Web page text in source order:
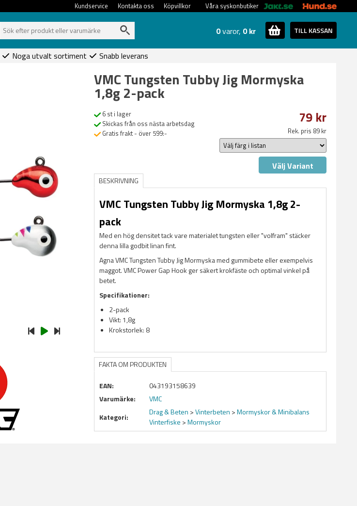
Våra syskonbutiker
Köpvillkor
Kontakta oss
Kundservice
0varor, 0 kr TILL KASSAN
Noga utvalt sortiment Snabb leverans
VMC Tungsten Tubby Jig Mormyska
1,8g 2-pack
6 st i lager
Skickas från oss nästa arbetsdag
Gratis frakt - över 599:-
79 kr
Rek. pris 89 kr
Välj Variant
BESKRIVNING
VMC Tungsten Tubby Jig Mormyska 1,8g 2-
pack
Med en hög densitet tack vare materialet tungsten eller "volfram" stäcker
denna lilla godbit linan fint.
Agna VMC Tungsten Tubby Jig Mormyska med gummibete eller exempelvis
maggot. VMC Power Gap Hook ger säkert krokfäste och optimal vinkel på
betet.
Specifikationer:
2-pack
Vikt: 1,8g
Krokstorlek: 8
FAKTA OM PRODUKTEN
EAN:
043193158639
Varumärke:
VMC
Kategori:
Drag & Beten >Vinterbeten >Mormyskor & Minibalans
Vinterfiske >Mormyskor